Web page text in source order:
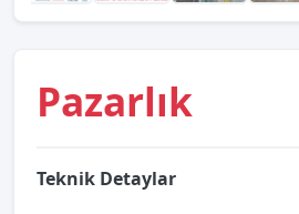
Pazarlık
Teknik Detaylar